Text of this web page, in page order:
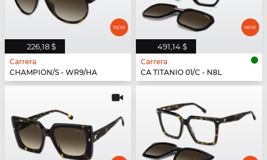
226,18 $
Carrera
CHAMPION/S - WR9/HA
491,14 $
Carrera
CA TITANIO 01/C - N8L